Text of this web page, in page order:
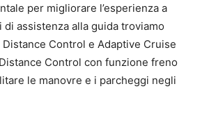
per migliorare l’esperienza a
di assistenza alla guida troviamo
Control e Adaptive Cruise
Control con funzione freno
le manovre e i parcheggi negli